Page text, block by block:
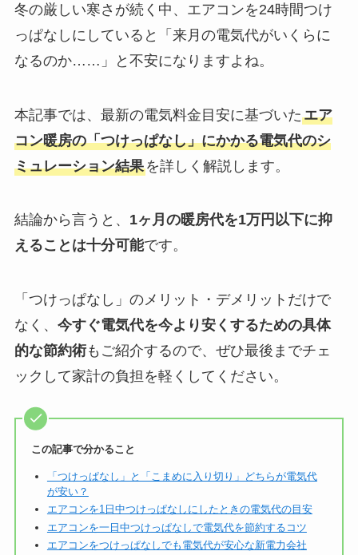
冬の厳しい寒さが続く中、エアコンを24時間つけ
っぱなしにしていると「来月の電気代がいくらに
なるのか……」と不安になりますよね。
本記事では、最新の電気料金目安に基づいたエア
コン暖房の「つけっぱなし」にかかる電気代のシ
ミュレーション結果を詳しく解説します。
結論から言うと、 1ヶ月の暖房代を1万円以下に抑
えることは十分可能です。
「つけっぱなし」のメリット・デメリットだけで
なく、 今すぐ電気代を今より安くするための具体
的な節約術もご紹介するので、ぜひ最後までチェ
ックして家計の負担を軽くしてください。
この記事で分かること
「つけっぱなし」と「こまめに入り切り」どちらが電気代
が安い？
エアコンを1日中つけっぱなしにしたときの電気代の目安
エアコンを一日中つけっぱなしで電気代を節約するコツ
エアコンをつけっぱなしでも電気代が安心な新電力会社